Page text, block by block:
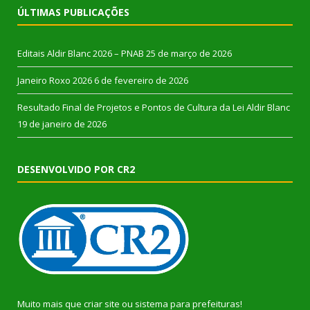
ÚLTIMAS PUBLICAÇÕES
Editais Aldir Blanc 2026 – PNAB 25 de março de 2026
Janeiro Roxo 2026 6 de fevereiro de 2026
Resultado Final de Projetos e Pontos de Cultura da Lei Aldir Blanc
19 de janeiro de 2026
DESENVOLVIDO POR CR2
Muito mais que criar site ou sistema para prefeituras!